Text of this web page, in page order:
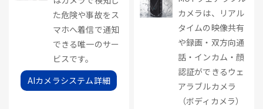
た危険や事故をス
マホへ着信で通知
できる唯一のサー
ビスです。
AIカメラシステム詳細
カメラは、リアル
タイムの映像共有
や録画・双方向通
話・インカム・顔
認証ができるウェ
アラブルカメラ
（ボディカメラ）